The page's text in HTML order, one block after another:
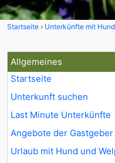
Startseite Unterkünfte mit Hund
Allgemeines
Startseite
Unterkunft suchen
Last Minute Unterkünfte
Angebote der Gastgeber
Urlaub mit Hund und